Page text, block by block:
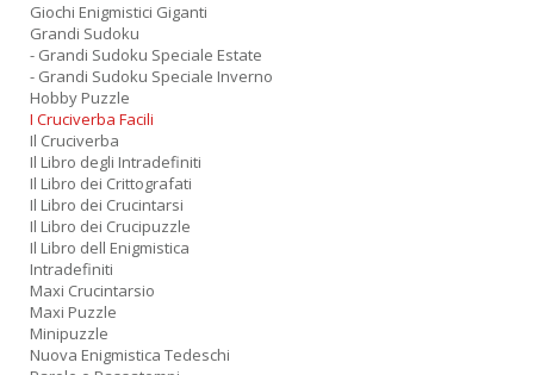
Giochi Enigmistici Giganti
Grandi Sudoku
- Grandi Sudoku Speciale Estate
- Grandi Sudoku Speciale Inverno
Hobby Puzzle
I Cruciverba Facili
Il Cruciverba
Il Libro degli Intradefiniti
Il Libro dei Crittografati
Il Libro dei Crucintarsi
Il Libro dei Crucipuzzle
Il Libro dell Enigmistica
Intradefiniti
Maxi Crucintarsio
Maxi Puzzle
Minipuzzle
Nuova Enigmistica Tedeschi